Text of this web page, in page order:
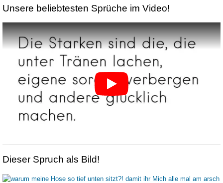
Unsere beliebtesten Sprüche im Video!
Dieser Spruch als Bild!